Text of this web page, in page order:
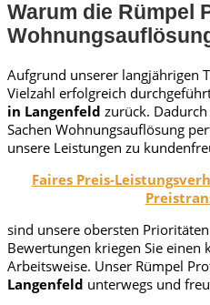
Warum die Rümpel
Aufgrund unserer langjährigen
Vielzahl erfolgreich
in Langenfeld zurück.
Sachen Wohnungsauflösung
unsere Leistungen zu
Faires Preis-
sind unsere obersten
Bewertungen kriegen Sie einen
Arbeitsweise. Unser Rümpel
Langenfeld unterwegs und